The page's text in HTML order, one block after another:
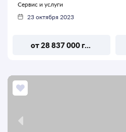
Сервис и услуги
23 октября 2023
от 28 837 000 грн